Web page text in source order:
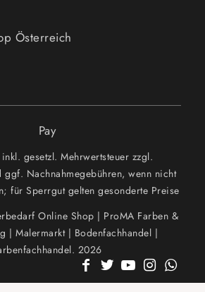
Österreich
Pay
gesetzl. Mehrwertsteuer zzgl.
ggf. Nachnahmegebühren, wenn nicht
für Sperrgut gelten gesonderte Preise
Online Shop | ProMA Farben &
| Malermarkt | Bodenfachhandel |
2026